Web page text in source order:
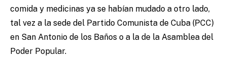
comida y medicinas ya se habían mudado a otro lado,
tal vez a la sede del Partido Comunista de Cuba (PCC)
en San Antonio de los Baños o a la de la Asamblea del
Poder Popular.